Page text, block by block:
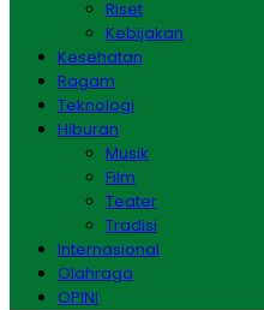
Riset
Kebijakan
Kesehatan
Ragam
Teknologi
Hiburan
Musik
Film
Teater
Tradisi
Internasional
Olahraga
OPINI